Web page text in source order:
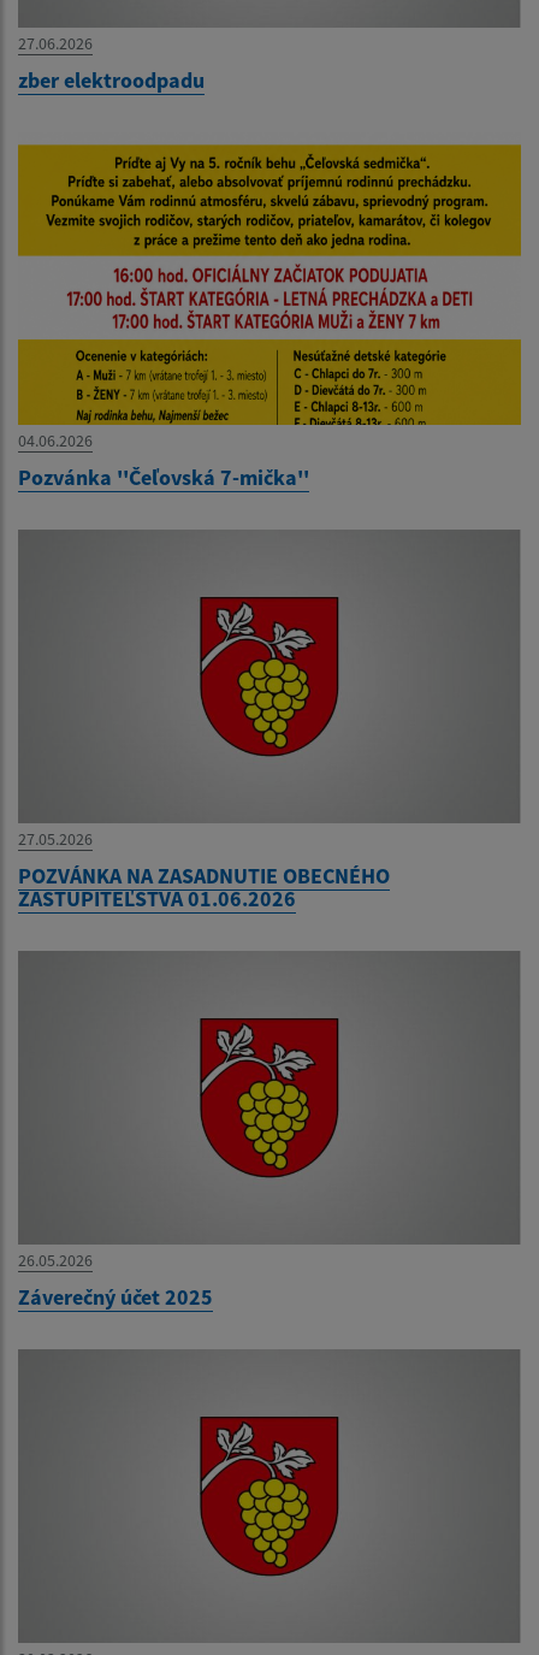
27.06.2026
zber elektroodpadu
04.06.2026
Pozvánka ''Čeľovská 7-mička''
27.05.2026
POZVÁNKA NA ZASADNUTIE OBECNÉHO
ZASTUPITEĽSTVA 01.06.2026
26.05.2026
Záverečný účet 2025